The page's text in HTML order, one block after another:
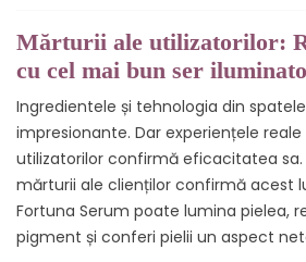
Mărturii ale utilizatorilor:
cu cel mai bun ser
Ingredientele și tehnologia din
impresionante. Dar experiențele
utilizatorilor confirmă eficacitatea sa.
mărturii ale clienților confirmă acest
Fortuna Serum poate lumina pielea,
pigment și conferi pielii un aspect